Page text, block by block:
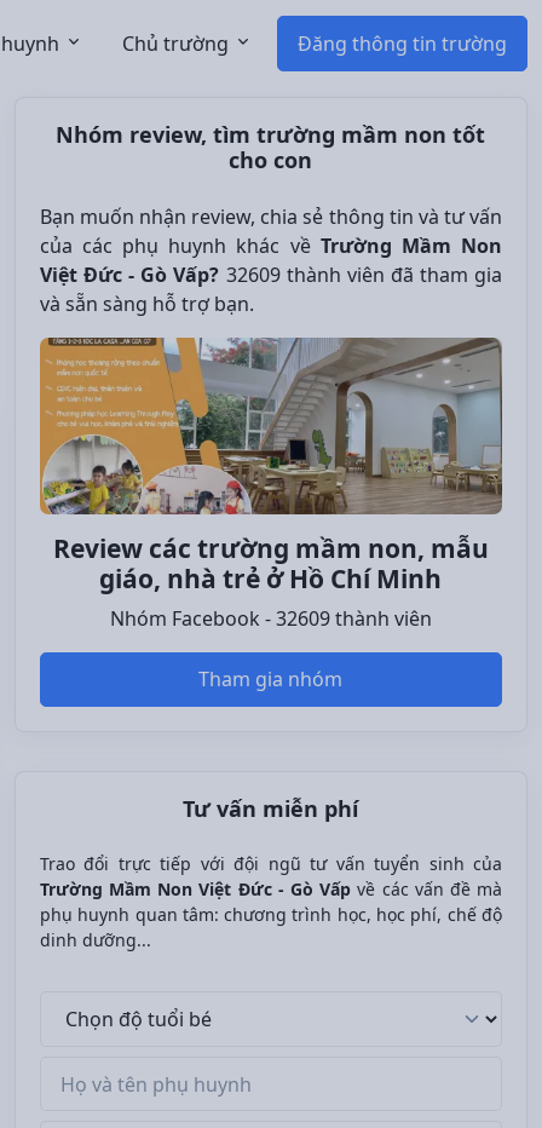
Chủ trường Đăng thông tin trường
Nhóm review, tìm trường mầm non tốt
cho con
Bạn muốn nhận review, chia sẻ thông tin và tư vấn
của các phụ huynh khác về Trường Mầm Non
Việt Đức - Gò Vấp? 32609 thành viên đã tham gia
và sẵn sàng hỗ trợ bạn.
Review các trường mầm non, mẫu
giáo, nhà trẻ ở Hồ Chí Minh
Nhóm Facebook - 32609 thành viên
Tham gia nhóm
Tư vấn miễn phí
Trao đổi trực tiếp với đội ngũ tư vấn tuyển sinh của
Trường Mầm Non Việt Đức - Gò Vấp về các vấn đề mà
phụ huynh quan tâm: chương trình học, học phí, chế độ
dinh dưỡng...